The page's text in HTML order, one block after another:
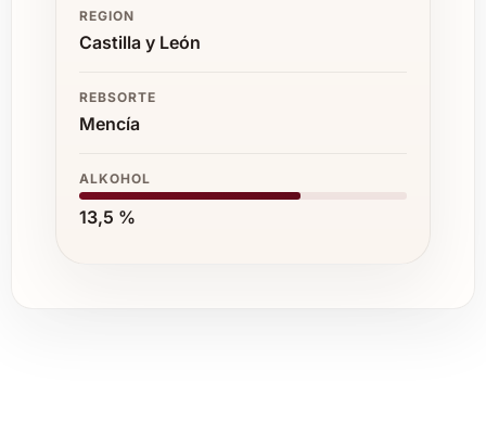
REGION
Castilla y León
REBSORTE
Mencía
ALKOHOL
13,5 %